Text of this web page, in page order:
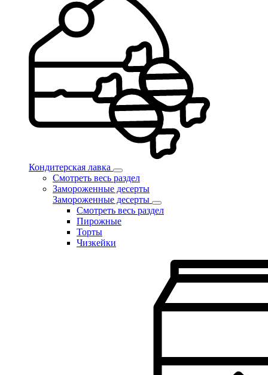
Кондитерская лавка
Смотреть весь раздел
Замороженные десерты
Замороженные десерты
Смотреть весь раздел
Пирожные
Торты
Чизкейки